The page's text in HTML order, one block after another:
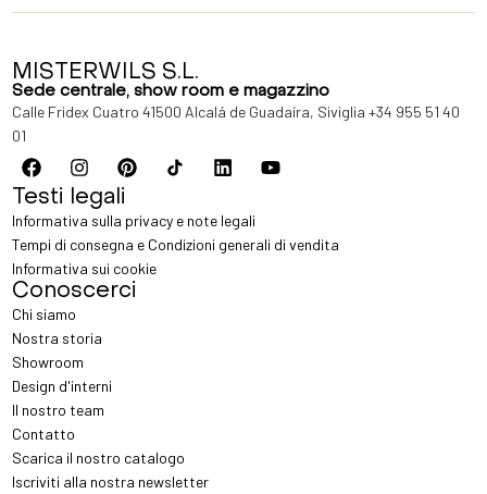
MISTERWILS S.L.
Sede centrale, show room e magazzino
Calle Fridex Cuatro 41500 Alcalá de Guadaíra, Siviglia +34 955 51 40
01
Testi legali
Informativa sulla privacy e note legali
Tempi di consegna e Condizioni generali di vendita
Informativa sui cookie
Conoscerci
Chi siamo
Nostra storia
Showroom
Design d'interni
Il nostro team
Contatto
Scarica il nostro catalogo
Iscriviti alla nostra newsletter